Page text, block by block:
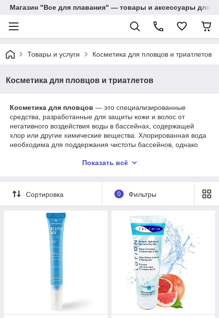
Магазин "Все для плавания" — товары и аксессуары для
Товары и услуги Косметика для пловцов и триатлетов
Косметика для пловцов и триатлетов
Косметика для пловцов — это специализированные
средства, разработанные для защиты кожи и волос от
негативного воздействия воды в бассейнах, содержащей
хлор или другие химические вещества. Хлорированная вода
необходима для поддержания чистоты бассейнов, однако
Показать всё
Сортировка 0 Фильтры